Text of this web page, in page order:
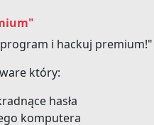
i hackuj premium!"
który:
hasła
komputera